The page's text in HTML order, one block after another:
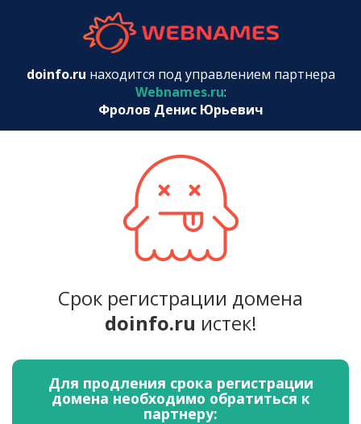
doinfo.ru находится под управлением партнера
Webnames.ru:
Фролов Денис Юрьевич
Срок регистрации домена
doinfo.ru истек!
Для продления срока регистрации
домена необходимо обратиться к
партнеру: